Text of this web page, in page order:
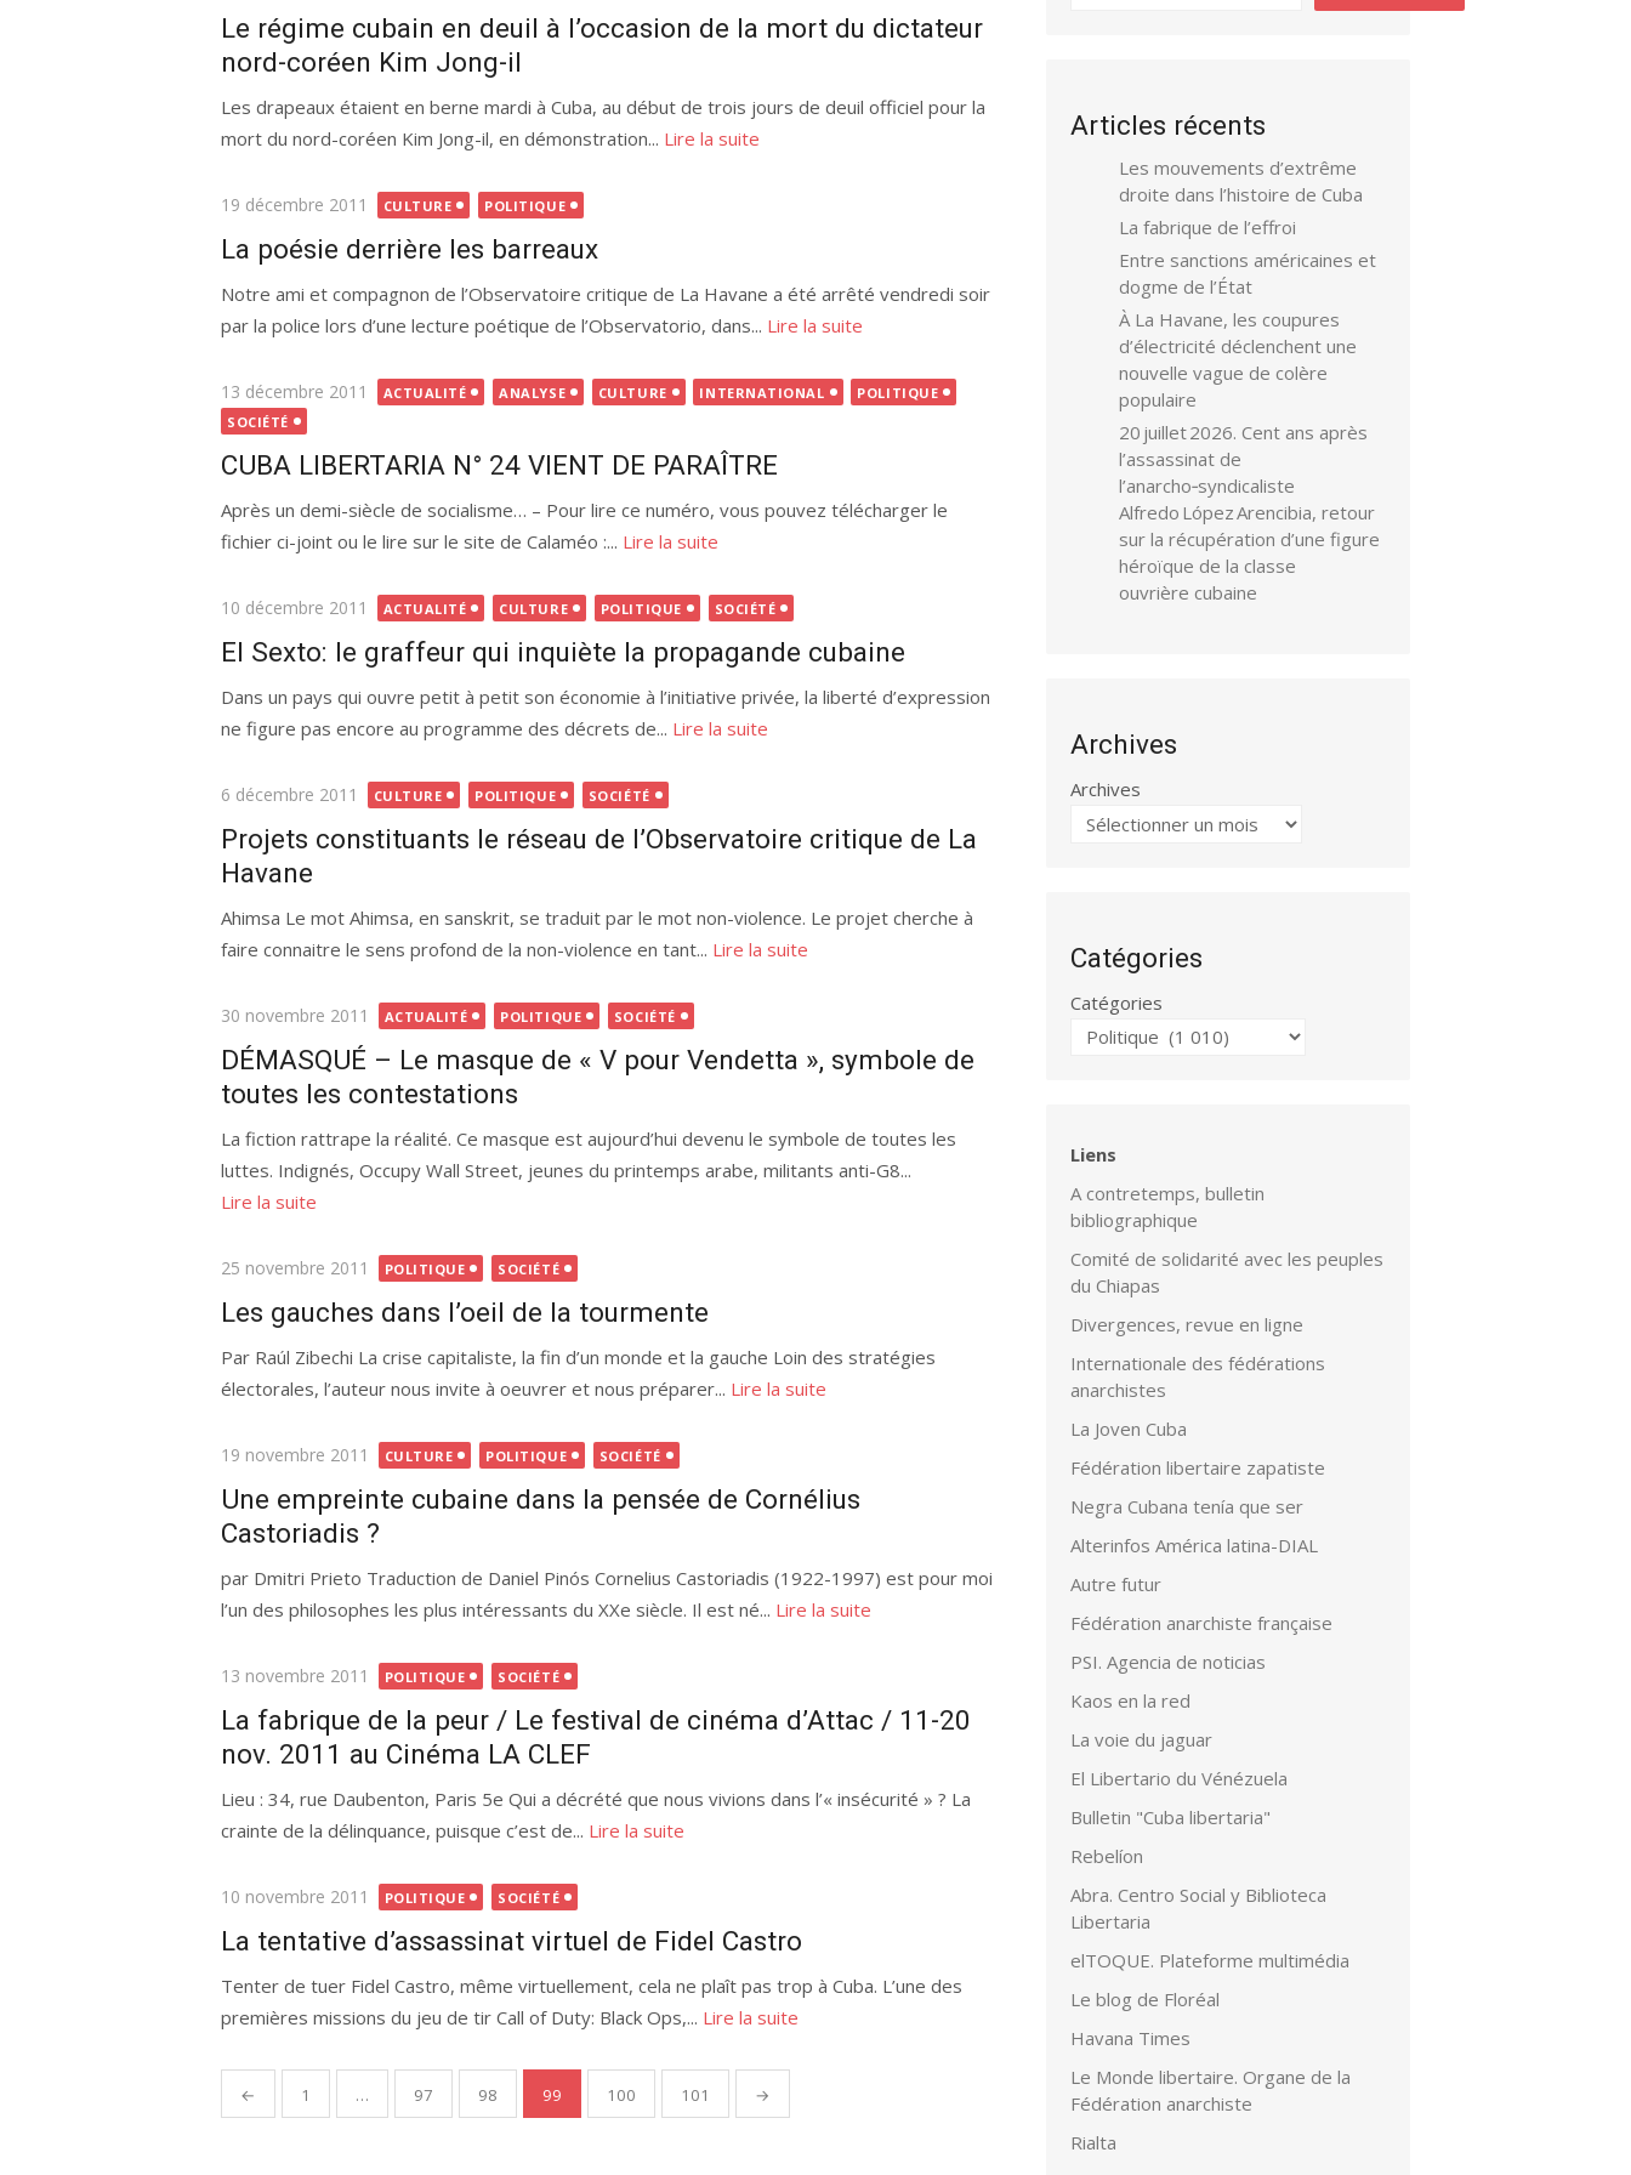
Le régime cubain en deuil à l’occasion de la mort du dictateur
nord-coréen Kim Jong-il
Les drapeaux étaient en berne mardi à Cuba, au début de trois jours de deuil officiel pour la
mort du nord-coréen Kim Jong-il, en démonstration... Lire la suite
Publié
19 décembre 2011 CULTURE POLITIQUE
La poésie derrière les barreaux
Notre ami et compagnon de l’Observatoire critique de La Havane a été arrêté vendredi soir
par la police lors d’une lecture poétique de l’Observatorio, dans... Lire la suite
Publié
le
13 décembre 2011 ACTUALITÉ ANALYSE CULTURE INTERNATIONAL
POLITIQUE
SOCIÉTÉ
CUBA LIBERTARIA N° 24 VIENT DE PARAÎTRE
Après un demi-siècle de socialisme… – Pour lire ce numéro, vous pouvez télécharger le
fichier ci-joint ou le lire sur le site de Calaméo :... Lire la suite
Publié
10 décembre 2011 ACTUALITÉ CULTURE POLITIQUE SOCIÉTÉ
El Sexto: le graffeur qui inquiète la propagande cubaine
Dans un pays qui ouvre petit à petit son économie à l’initiative privée, la liberté d’expression
ne figure pas encore au programme des décrets de... Lire la suite
Publié
6 décembre 2011 CULTURE POLITIQUE SOCIÉTÉ
Projets constituants le réseau de l’Observatoire critique de La
Havane
Ahimsa Le mot Ahimsa, en sanskrit, se traduit par le mot non-violence. Le projet cherche à
faire connaitre le sens profond de la non-violence en tant... Lire la suite
Publié
30 novembre 2011 ACTUALITÉ POLITIQUE SOCIÉTÉ
DÉMASQUÉ – Le masque de « V pour Vendetta », symbole de
toutes les contestations
La fiction rattrape la réalité. Ce masque est aujourd’hui devenu le symbole de toutes les
luttes. Indignés, Occupy Wall Street, jeunes du printemps arabe, militants anti-G8...
Lire la suite
Publié
25 novembre 2011 POLITIQUE SOCIÉTÉ
Les gauches dans l’oeil de la tourmente
Par Raúl Zibechi La crise capitaliste, la fin d’un monde et la gauche Loin des stratégies
électorales, l’auteur nous invite à oeuvrer et nous préparer... Lire la suite
Publié
19 novembre 2011 CULTURE POLITIQUE SOCIÉTÉ
Une empreinte cubaine dans la pensée de Cornélius
Castoriadis ?
par Dmitri Prieto Traduction de Daniel Pinós Cornelius Castoriadis (1922-1997) est pour moi
l’un des philosophes les plus intéressants du XXe siècle. Il est né... Lire la suite
Publié
13 novembre 2011 POLITIQUE SOCIÉTÉ
La fabrique de la peur / Le festival de cinéma d’Attac / 11-20
nov. 2011 au Cinéma LA CLEF
Lieu : 34, rue Daubenton, Paris 5e Qui a décrété que nous vivions dans l’« insécurité » ? La
crainte de la délinquance, puisque c’est de... Lire la suite
Publié
10 novembre 2011 POLITIQUE SOCIÉTÉ
La tentative d’assassinat virtuel de Fidel Castro
Tenter de tuer Fidel Castro, même virtuellement, cela ne plaît pas trop à Cuba. L’une des
premières missions du jeu de tir Call of Duty: Black Ops,... Lire la suite
Pagination
des
← 1 … 97 98 99 100 101 →
Articles récents
Les mouvements d’extrême
droite dans l’histoire de Cuba
La fabrique de l’effroi
Entre sanctions américaines et
dogme de l’État
À La Havane, les coupures
d’électricité déclenchent une
nouvelle vague de colère
populaire
20 juillet 2026. Cent ans après
l’assassinat de
l’anarcho‑syndicaliste
Alfredo López Arencibia, retour
sur la récupération d’une figure
héroïque de la classe
ouvrière cubaine
Archives
Archives
Catégories
Catégories
Liens
A contretemps, bulletin
bibliographique
Comité de solidarité avec les peuples
du Chiapas
Divergences, revue en ligne
Internationale des fédérations
anarchistes
La Joven Cuba
Fédération libertaire zapatiste
Negra Cubana tenía que ser
Alterinfos América latina-DIAL
Autre futur
Fédération anarchiste française
PSI. Agencia de noticias
Kaos en la red
La voie du jaguar
El Libertario du Vénézuela
Bulletin "Cuba libertaria"
Rebelíon
Abra. Centro Social y Biblioteca
Libertaria
elTOQUE. Plateforme multimédia
Le blog de Floréal
Havana Times
Le Monde libertaire. Organe de la
Fédération anarchiste
Rialta